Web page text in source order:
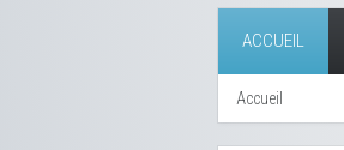
ACCUEIL
Accueil